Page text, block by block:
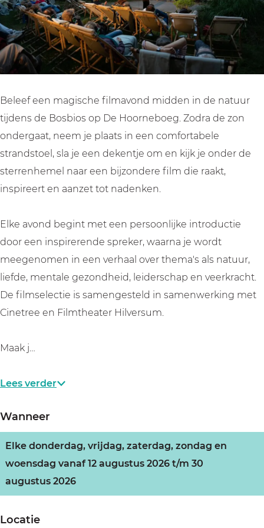
Beleef een magische filmavond midden in de natuur
tijdens de Bosbios op De Hoorneboeg. Zodra de zon
ondergaat, neem je plaats in een comfortabele
strandstoel, sla je een dekentje om en kijk je onder de
sterrenhemel naar een bijzondere film die raakt,
inspireert en aanzet tot nadenken.
Elke avond begint met een persoonlijke introductie
door een inspirerende spreker, waarna je wordt
meegenomen in een verhaal over thema's als natuur,
liefde, mentale gezondheid, leiderschap en veerkracht.
De filmselectie is samengesteld in samenwerking met
Cinetree en Filmtheater Hilversum.
Maak j…
Lees verder
Wanneer
Elke donderdag, vrijdag, zaterdag, zondag en
woensdag vanaf 12 augustus 2026 t/m 30
augustus 2026
Locatie